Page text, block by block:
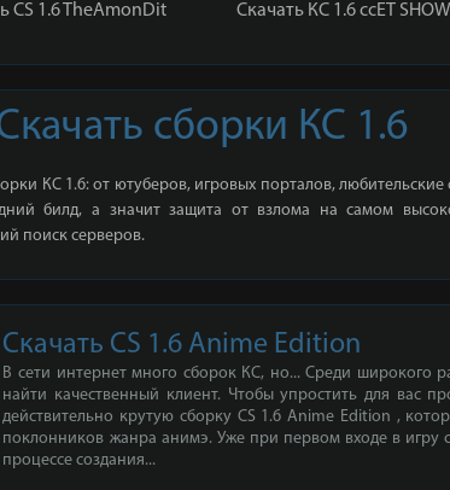
CS 1.6 TheAmonDit Скачать КС 1.6 ccET SHOW
сборки КС 1.6
КС 1.6: от ютуберов, игровых порталов,
билд, а значит защита от взлома на самом
поиск серверов.
Скачать CS 1.6 Anime Edition
В сети интернет много сборок КС, но... Среди широкого
найти качественный клиент. Чтобы упростить для вас
действительно крутую сборку CS 1.6 Anime Edition ,
поклонников жанра анимэ. Уже при первом входе в игру
процессе создания...